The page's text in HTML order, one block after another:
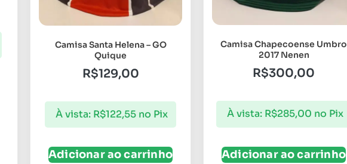
Camisa Santa Helena – GO
Quique
R$129,00
À vista: R$122,55 no Pix
Adicionar ao carrinho
Camisa Chapecoense Umbro
2017 Nenen
R$300,00
À vista: R$285,00 no Pix
Adicionar ao carrinho